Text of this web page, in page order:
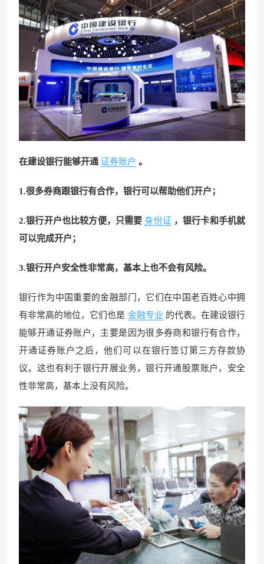
在建设银行能够开通 证券账户 。
1.很多券商跟银行有合作，银行可以帮助他们开户；
2.银行开户也比较方便，只需要 身份证 ，银行卡和手机就
可以完成开户；
3.银行开户安全性非常高，基本上也不会有风险。
银行作为中国重要的金融部门，它们在中国老百姓心中拥
有非常高的地位，它们也是 金融专业 的代表。在建设银行
能够开通证券账户，主要是因为很多券商和银行有合作，
开通证券账户之后，他们可以在银行签订第三方存款协
议，这也有利于银行开展业务，银行开通股票账户，安全
性非常高，基本上没有风险。